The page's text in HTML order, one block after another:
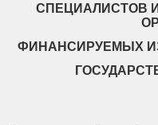
СПЕЦИАЛИСТОВ
ФИНАНСИРУЕМЫХ